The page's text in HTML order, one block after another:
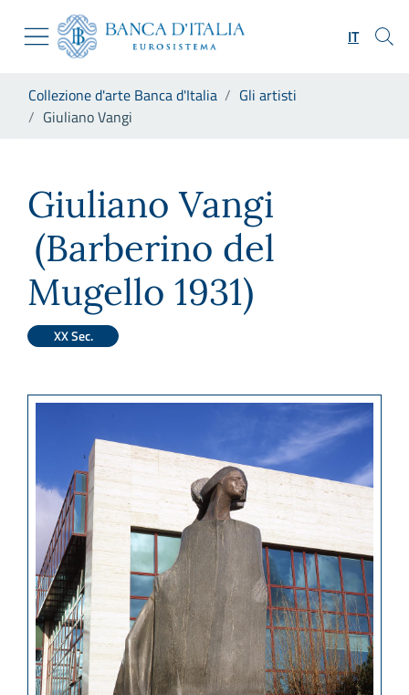
Skip to Main Content
Vai al sito istituzionale
Vai al menu di navigazione
Vai alla ricerca
Vai al footer
IT
Collezione d'arte Banca d'Italia
Gli artisti
Giuliano Vangi
Giuliano Vangi
(Barberino del
Mugello 1931)
XX Sec.